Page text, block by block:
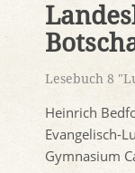
Lesebuch 8
Heinrich
Evangelisch-
Gymnasium